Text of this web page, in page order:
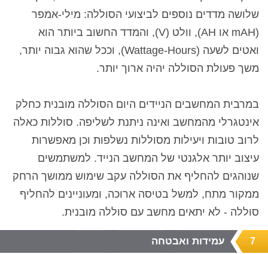
שלושה מדדים נוספים לביצועי הסוללה: מילי-אמפר
(
mAH או AH), וולט (V), והמדד החשוב ביותר הוא
ואטים לשעה (
Wattage-Hours)
, וככל שהוא גבוה יותר,
משך פעולת הסוללה יהיה ארוך יותר.
במרבית המחשבים הניידים היום הסוללה מובנית כחלק
אינטגרלי מהמחשב ואינה ניתנת לשליפה. סוללות כאלה
לרוב טובות ויעילות מסוללות נשלפות וכן מאפשרות
עיצוב יותר אלגנטי של המחשב הנייד. למשתמשים
שנוהגים להחליף את הסוללה עקב שימוש ממושך הרחק
ממקור מתח, למשל בטיסה ארוכה, ומעוניינים להחליף
סוללה - לא יתאים מחשב עם סוללה מובנית.
7 עמידות ואבטחה